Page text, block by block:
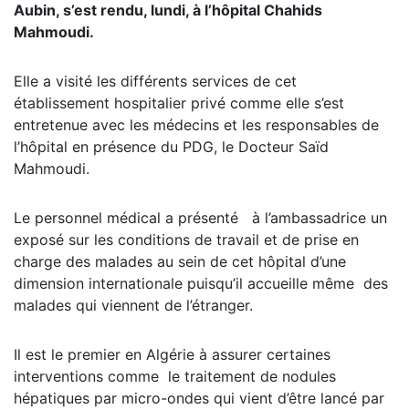
Aubin, s’est rendu, lundi, à l’hôpital Chahids
Mahmoudi.
Elle a visité les différents services de cet
établissement hospitalier privé comme elle s’est
entretenue avec les médecins et les responsables de
l’hôpital en présence du PDG, le Docteur Saïd
Mahmoudi.
Le personnel médical a présenté à l’ambassadrice un
exposé sur les conditions de travail et de prise en
charge des malades au sein de cet hôpital d’une
dimension internationale puisqu’il accueille même des
malades qui viennent de l’étranger.
Il est le premier en Algérie à assurer certaines
interventions comme le traitement de nodules
hépatiques par micro-ondes qui vient d’être lancé par